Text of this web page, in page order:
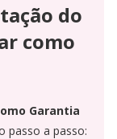
do
como
Garantia
passo a passo: